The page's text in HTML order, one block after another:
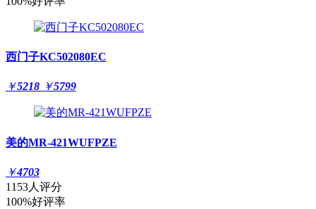
西门子KC502080EC
￥5218 ￥5799
美的MR-421WUFPZE
￥4703
1153人评分
100%好评率